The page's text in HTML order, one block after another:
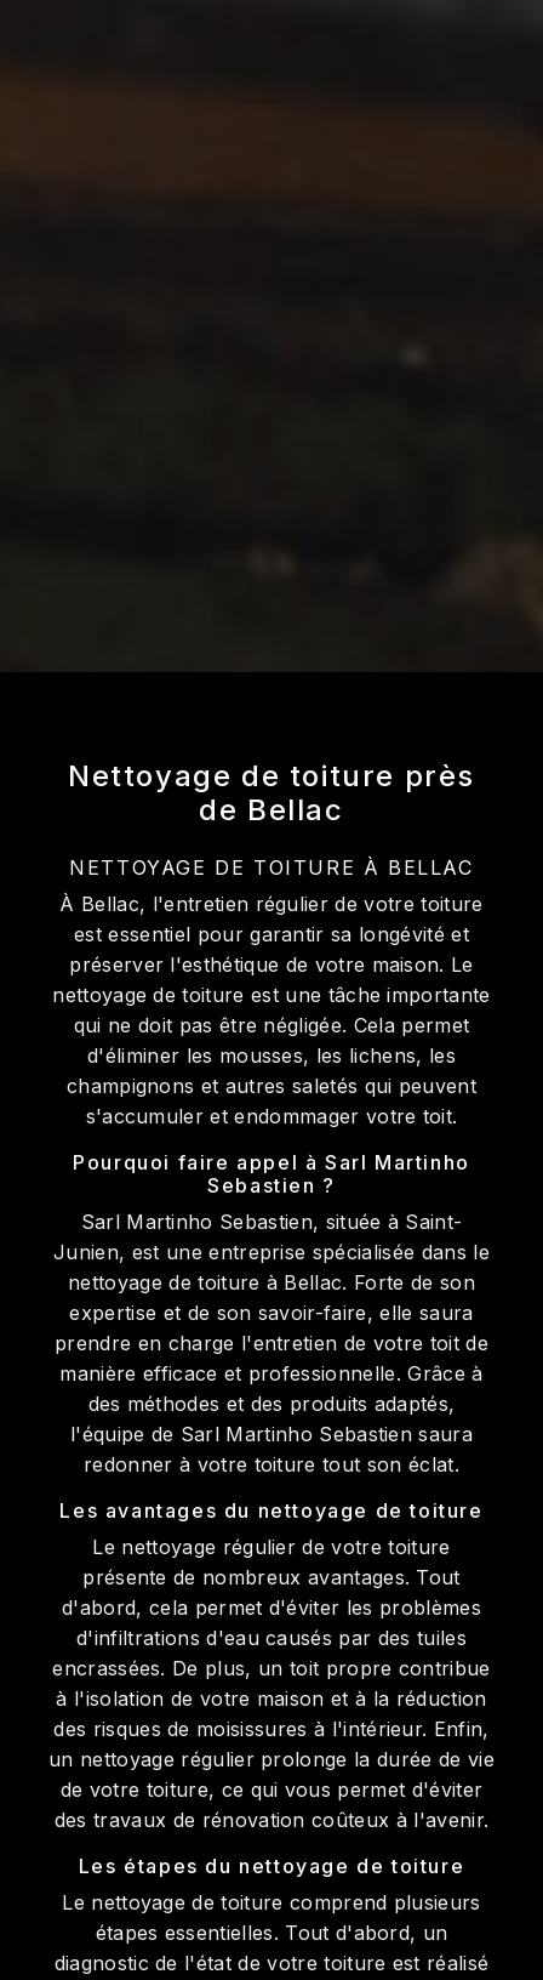
Nettoyage de toiture près
de Bellac
NETTOYAGE DE TOITURE À BELLAC
À Bellac, l'entretien régulier de votre toiture
est essentiel pour garantir sa longévité et
préserver l'esthétique de votre maison. Le
nettoyage de toiture est une tâche importante
qui ne doit pas être négligée. Cela permet
d'éliminer les mousses, les lichens, les
champignons et autres saletés qui peuvent
s'accumuler et endommager votre toit.
Pourquoi faire appel à Sarl Martinho
Sebastien ?
Sarl Martinho Sebastien, située à Saint-
Junien, est une entreprise spécialisée dans le
nettoyage de toiture à Bellac. Forte de son
expertise et de son savoir-faire, elle saura
prendre en charge l'entretien de votre toit de
manière efficace et professionnelle. Grâce à
des méthodes et des produits adaptés,
l'équipe de Sarl Martinho Sebastien saura
redonner à votre toiture tout son éclat.
Les avantages du nettoyage de toiture
Le nettoyage régulier de votre toiture
présente de nombreux avantages. Tout
d'abord, cela permet d'éviter les problèmes
d'infiltrations d'eau causés par des tuiles
encrassées. De plus, un toit propre contribue
à l'isolation de votre maison et à la réduction
des risques de moisissures à l'intérieur. Enfin,
un nettoyage régulier prolonge la durée de vie
de votre toiture, ce qui vous permet d'éviter
des travaux de rénovation coûteux à l'avenir.
Les étapes du nettoyage de toiture
Le nettoyage de toiture comprend plusieurs
étapes essentielles. Tout d'abord, un
diagnostic de l'état de votre toiture est réalisé